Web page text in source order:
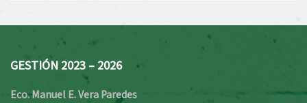
GESTIÓN 2023 – 2026
Eco. Manuel E. Vera Paredes